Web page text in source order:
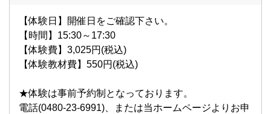
【体験日】開催日をご確認下さい。
【時間】15:30～17:30
【体験費】3,025円(税込)
【体験教材費】550円(税込)
★体験は事前予約制となっております。
電話(0480-23-6991)、または当ホームページよりお申